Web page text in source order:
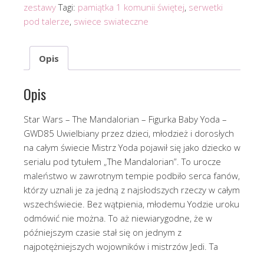
zestawy Tagi: pamiątka 1 komunii świętej, serwetki
pod talerze, swiece swiateczne
Opis
Opis
Star Wars – The Mandalorian – Figurka Baby Yoda –
GWD85 Uwielbiany przez dzieci, młodzież i dorosłych
na całym świecie Mistrz Yoda pojawił się jako dziecko w
serialu pod tytułem „The Mandalorian”. To urocze
maleństwo w zawrotnym tempie podbiło serca fanów,
którzy uznali je za jedną z najsłodszych rzeczy w całym
wszechświecie. Bez wątpienia, młodemu Yodzie uroku
odmówić nie można. To aż niewiarygodne, że w
późniejszym czasie stał się on jednym z
najpotężniejszych wojowników i mistrzów Jedi. Ta